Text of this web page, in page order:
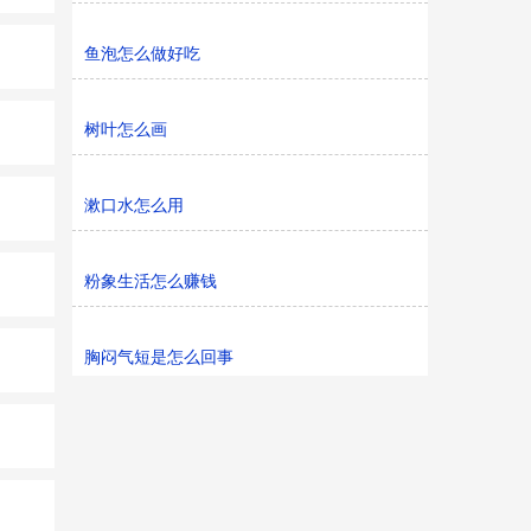
鱼泡怎么做好吃
树叶怎么画
漱口水怎么用
粉象生活怎么赚钱
胸闷气短是怎么回事